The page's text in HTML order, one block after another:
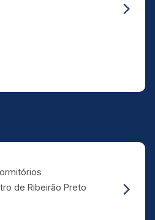
de Ribeirão Preto